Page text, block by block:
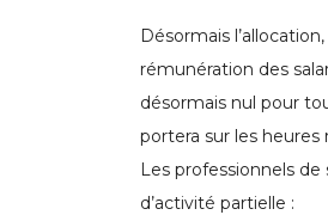
Désormais
rémunération des
désormais nul pour
portera sur les heures
Les professionnels
d’activité partielle :